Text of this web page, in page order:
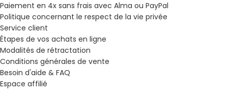
Paiement en 4x sans frais avec Alma ou PayPal
Politique concernant le respect de la vie privée
Service client
Étapes de vos achats en ligne
Modalités de rétractation
Conditions générales de vente
Besoin d'aide & FAQ
Espace affilié